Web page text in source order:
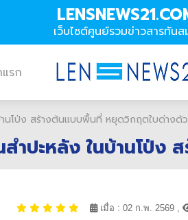
เว็บไซต์ศูนย์รวมข่าวสารทัน
รก
นโป่ง สร้างต้นแบบพื้นที่ หยุดวิกฤตใบด่าง
ำปะหลัง ในบ้านโป่
เมื่อ : 02 ก.พ. 2569 ,